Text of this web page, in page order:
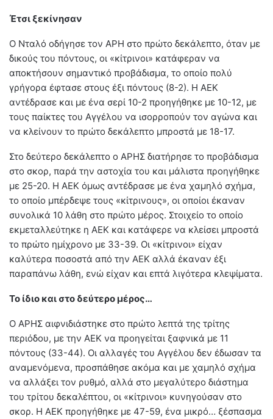
Έτσι ξεκίνησαν
Ο Νταλό οδήγησε τον ΑΡΗ στο πρώτο δεκάλεπτο, όταν με
δικούς του πόντους, οι «κίτρινοι» κατάφεραν να
αποκτήσουν σημαντικό προβάδισμα, το οποίο πολύ
γρήγορα έφτασε στους έξι πόντους (8-2). Η ΑΕΚ
αντέδρασε και με ένα σερί 10-2 προηγήθηκε με 10-12, με
τους παίκτες του Αγγέλου να ισορροπούν τον αγώνα και
να κλείνουν το πρώτο δεκάλεπτο μπροστά με 18-17.
Στο δεύτερο δεκάλεπτο ο ΑΡΗΣ διατήρησε το προβάδισμα
στο σκορ, παρά την αστοχία του και μάλιστα προηγήθηκε
με 25-20. Η ΑΕΚ όμως αντέδρασε με ένα χαμηλό σχήμα,
το οποίο μπέρδεψε τους «κίτρινους», οι οποίοι έκαναν
συνολικά 10 λάθη στο πρώτο μέρος. Στοιχείο το οποίο
εκμεταλλεύτηκε η ΑΕΚ και κατάφερε να κλείσει μπροστά
το πρώτο ημίχρονο με 33-39. Οι «κίτρινοι» είχαν
καλύτερα ποσοστά από την ΑΕΚ αλλά έκαναν έξι
παραπάνω λάθη, ενώ είχαν και επτά λιγότερα κλεψίματα.
Το ίδιο και στο δεύτερο μέρος…
Ο ΑΡΗΣ αιφνιδιάστηκε στο πρώτο λεπτά της τρίτης
περιόδου, με την ΑΕΚ να προηγείται ξαφνικά με 11
πόντους (33-44). Οι αλλαγές του Αγγέλου δεν έδωσαν τα
αναμενόμενα, προσπάθησε ακόμα και με χαμηλό σχήμα
να αλλάξει τον ρυθμό, αλλά στο μεγαλύτερο διάστημα
του τρίτου δεκαλέπτου, οι «κίτρινοι» κυνηγούσαν στο
σκορ. Η ΑΕΚ προηγήθηκε με 47-59, ένα μικρό… ξέσπασμα